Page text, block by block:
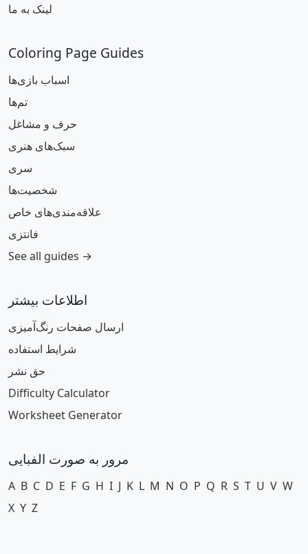
لینک به ما
Coloring Page Guides
اسباب بازی‌ها
تم‌ها
حرف و مشاغل
سبک‌های هنری
سری
شخصیت‌ها
علاقه‌مندی‌های خاص
فانتزی
See all guides →
اطلاعات بیشتر
ارسال صفحات رنگ‌آمیزی
شرایط استفاده
حق نشر
Difficulty Calculator
Worksheet Generator
مرور به صورت الفبایی
A B C D E F G H I J K L M N O P Q R S T U V W
X Y Z